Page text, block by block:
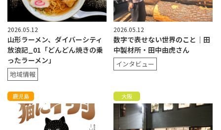
2026.05.12
山形ラーメン、ダイバーシティ
放浪記_01「どんどん焼きの乗
ったラーメン」
地域情報
2026.05.12
数字で表せない世界のこと｜田
中製材所・田中由虎さん
インタビュー
鹿児島 大阪